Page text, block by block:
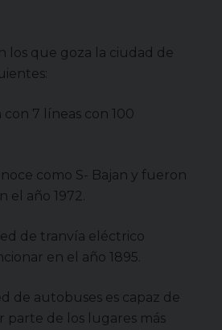
los que goza la ciudad de
con 7 líneas con 100
como S- Bajan y fueron
el año 1972.
de tranvía eléctrico
en el año 1895.
de autobuses es capaz de
parte de los lugares más